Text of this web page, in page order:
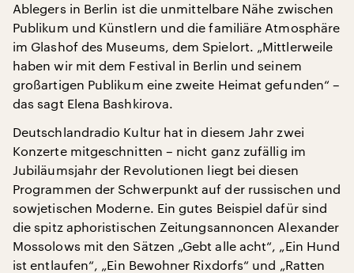
Ablegers in Berlin ist die unmittelbare Nähe zwischen
Publikum und Künstlern und die familiäre Atmosphäre
im Glashof des Museums, dem Spielort. „Mittlerweile
haben wir mit dem Festival in Berlin und seinem
großartigen Publikum eine zweite Heimat gefunden“ –
das sagt Elena Bashkirova.
Deutschlandradio Kultur hat in diesem Jahr zwei
Konzerte mitgeschnitten – nicht ganz zufällig im
Jubiläumsjahr der Revolutionen liegt bei diesen
Programmen der Schwerpunkt auf der russischen und
sowjetischen Moderne. Ein gutes Beispiel dafür sind
die spitz aphoristischen Zeitungsannoncen Alexander
Mossolows mit den Sätzen „Gebt alle acht“, „Ein Hund
ist entlaufen“, „Ein Bewohner Rixdorfs“ und „Ratten